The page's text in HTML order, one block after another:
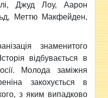
Джуд Лоу, Аарон
Меттю Макфейден,
знаменитого
відбувається в
Молода заміжня
закохується в
з яким випадково